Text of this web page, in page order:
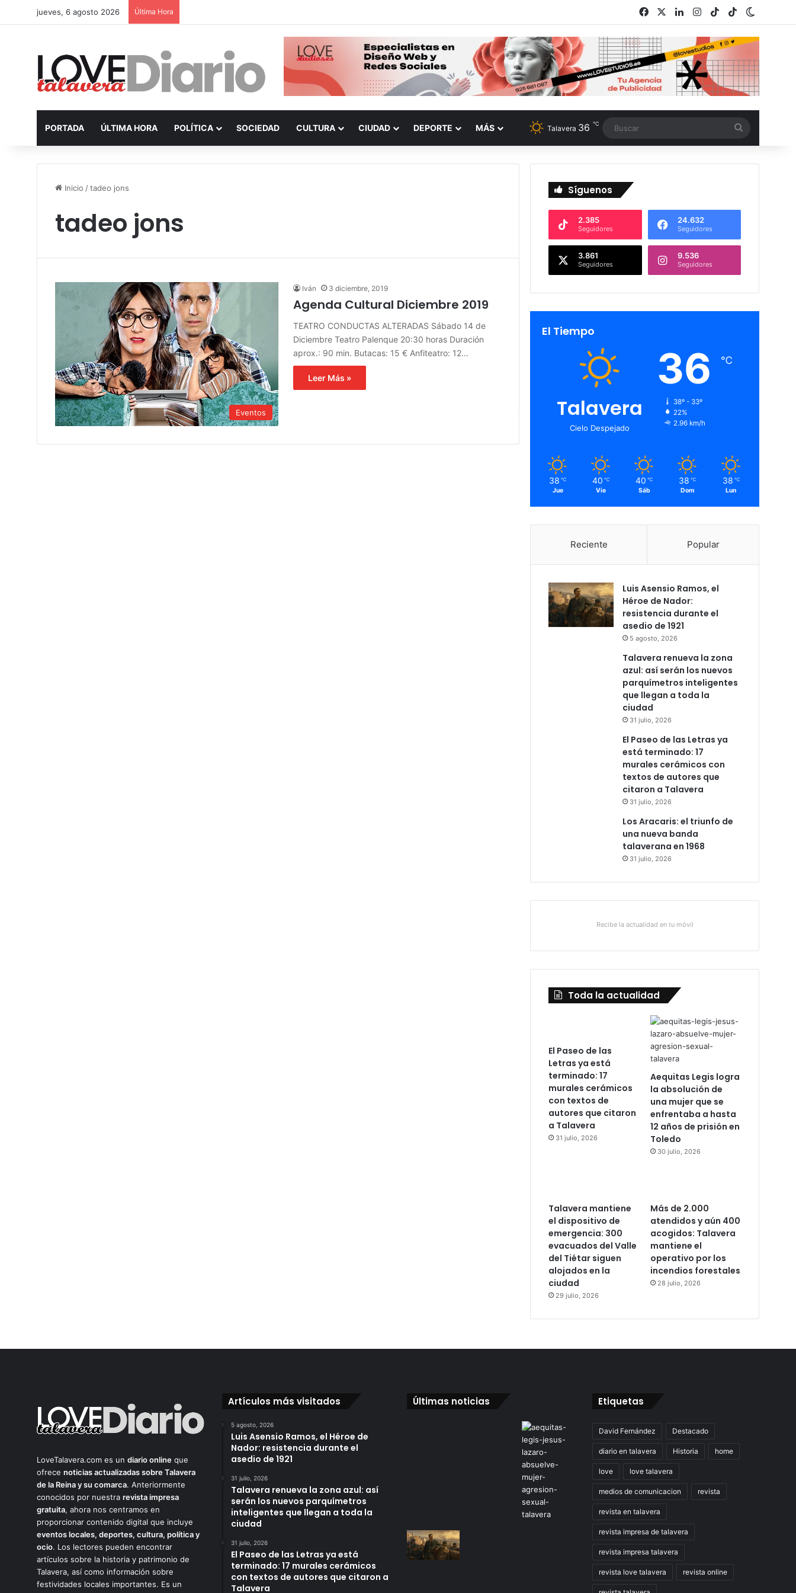
jueves, 6 agosto 2026 Última Hora Facebook LinkedInInstagram
TikTokRSS
PORTADA ÚLTIMA HORA POLÍTICA SOCIEDAD CULTURA CIUDAD DEPORTE MÁS Talavera 36 ℃
Inicio /tadeo jons
tadeo jons
Eventos
Iván 3 diciembre, 2019
Agenda Cultural Diciembre 2019
TEATRO CONDUCTAS ALTERADAS Sábado 14 de
Diciembre Teatro Palenque 20:30 horas Duración
aprox.: 90 min. Butacas: 15 € Anfiteatro: 12…
Leer Más »
Síguenos
2.385
Seguidores
24.632
Seguidores
3.861
Seguidores
9.536
Seguidores
El Tiempo
Talavera
Cielo Despejado
36 ℃
38º - 33º
22%
2.96 km/h
38 ℃
Jue
40 ℃
Vie
40 ℃
Sáb
38 ℃
Dom
38 ℃
Lun
Reciente Popular
Luis Asensio Ramos, el
Héroe de Nador:
resistencia durante el
asedio de 1921
5 agosto, 2026
Talavera renueva la zona
azul: así serán los nuevos
parquímetros inteligentes
que llegan a toda la
ciudad
31 julio, 2026
El Paseo de las Letras ya
está terminado: 17
murales cerámicos con
textos de autores que
citaron a Talavera
31 julio, 2026
Los Aracaris: el triunfo de
una nueva banda
talaverana en 1968
31 julio, 2026
Recibe la actualidad en tu móvil
Toda la actualidad
El Paseo de las
Letras ya está
terminado: 17
murales cerámicos
con textos de
autores que citaron
a Talavera
31 julio, 2026
Aequitas Legis logra
la absolución de
una mujer que se
enfrentaba a hasta
12 años de prisión en
Toledo
30 julio, 2026
Talavera mantiene
el dispositivo de
emergencia: 300
evacuados del Valle
del Tiétar siguen
alojados en la
ciudad
29 julio, 2026
Más de 2.000
atendidos y aún 400
acogidos: Talavera
mantiene el
operativo por los
incendios forestales
28 julio, 2026
LoveTalavera.com es un diario online que
ofrece noticias actualizadas sobre Talavera
de la Reina y su comarca. Anteriormente
conocidos por nuestra revista impresa
gratuita, ahora nos centramos en
proporcionar contenido digital que incluye
eventos locales, deportes, cultura, política y
ocio. Los lectores pueden encontrar
artículos sobre la historia y patrimonio de
Talavera, así como información sobre
festividades locales importantes. Es un
Artículos más visitados
5 agosto, 2026
Luis Asensio Ramos, el Héroe de
Nador: resistencia durante el
asedio de 1921
31 julio, 2026
Talavera renueva la zona azul: así
serán los nuevos parquímetros
inteligentes que llegan a toda la
ciudad
31 julio, 2026
El Paseo de las Letras ya está
terminado: 17 murales cerámicos
con textos de autores que citaron a
Talavera
Últimas noticias Etiquetas
David Fernández Destacado
diario en talavera Historia home
love love talavera
medios de comunicacion revista
revista en talavera
revista impresa de talavera
revista impresa talavera
revista love talavera revista online